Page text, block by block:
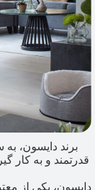
برند دایسون،
قدرتمند و به کار
دایسون، یکی از